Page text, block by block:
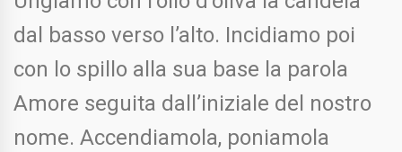
dal basso verso l’alto. Incidiamo poi
con lo spillo alla sua base la parola
Amore seguita dall’iniziale del nostro
nome. Accendiamola, poniamola